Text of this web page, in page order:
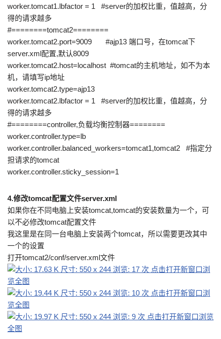
worker.tomcat1.lbfactor = 1 #server的加权比重，值越高，分
得的请求越多
#========tomcat2========
worker.tomcat2.port=9009 #ajp13 端口号，在tomcat下
server.xml配置,默认8009
worker.tomcat2.host=localhost #tomcat的主机地址，如不为本
机，请填写ip地址
worker.tomcat2.type=ajp13
worker.tomcat2.lbfactor = 1 #server的加权比重，值越高，分
得的请求越多
#========controller,负载均衡控制器========
worker.controller.type=lb
worker.controller.balanced_workers=tomcat1,tomcat2 #指定分
担请求的tomcat
worker.controller.sticky_session=1
4.修改tomcat配置文件server.xml
如果你在不同电脑上安装tomcat,tomcat的安装数量为一个，可
以不必修改tomcat配置文件
我这里是在同一台电脑上安装两个tomcat，所以需要更改其中
一个的设置
打开tomcat2/conf/server.xml文件